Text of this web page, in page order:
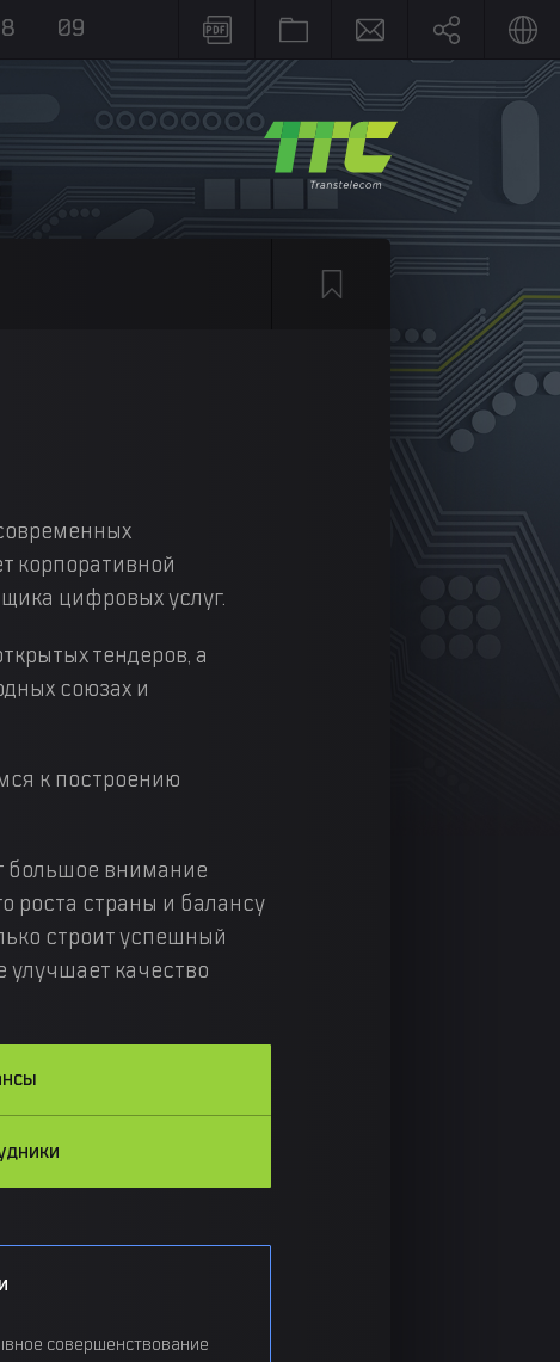
09
RU
KZ
корпоративной
цифровых услуг.
тендеров, а
союзах и
к построению
большое внимание
роста страны и балансу
строит успешный
улучшает качество
совершенствование